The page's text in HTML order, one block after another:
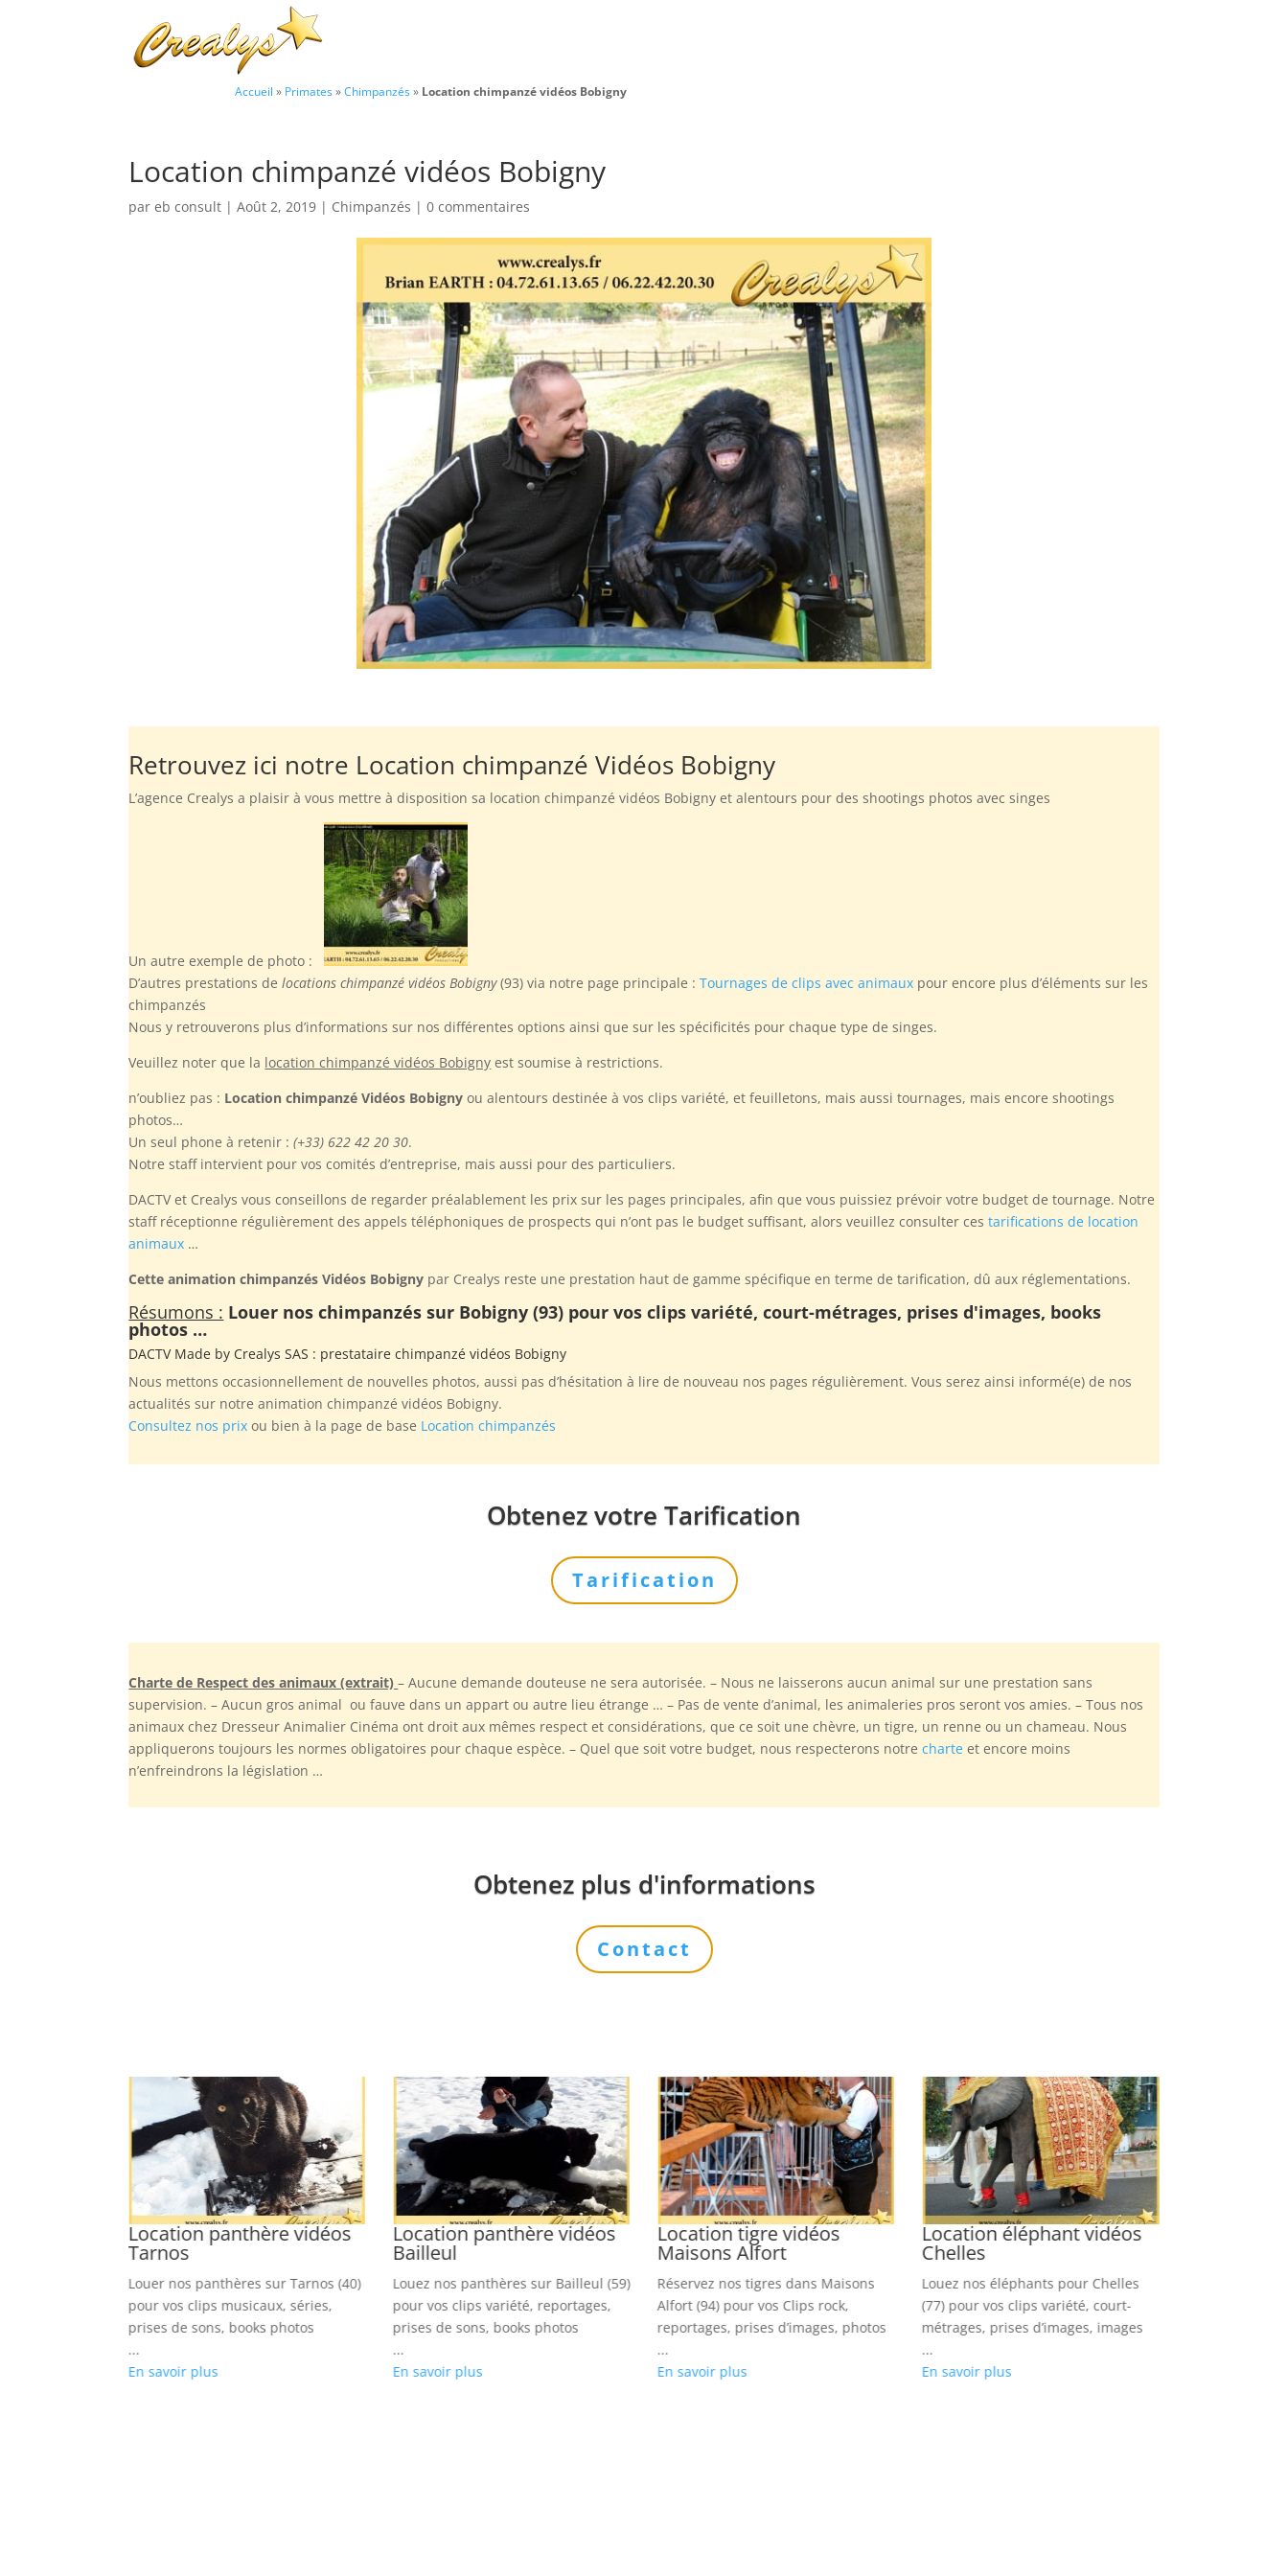
Accueil » Primates»Chimpanzés» Location chimpanzé vidéos Bobigny
Location chimpanzé vidéos Bobigny
pareb consult |Août 2, 2019 | Chimpanzés |0 commentaires
Retrouvez ici notre Location chimpanzé Vidéos Bobigny
L’agence Crealys a plaisir à vous mettre à disposition sa location chimpanzé vidéos Bobigny et alentours pour des shootings photos avec singes
Un autre exemple de photo :
D’autres prestations delocations chimpanzé vidéos Bobigny(93) via notre page principale :Tournages de clips avec animaux pour encore plus d’éléments sur les
chimpanzés
Nous y retrouverons plus d’informations sur nos différentes options ainsi que sur les spécificités pour chaque type de singes.
Veuillez noter que la location chimpanzé vidéos Bobigny est soumise à restrictions.
n’oubliez pas : Location chimpanzé Vidéos Bobigny ou alentours destinée à vos clips variété, et feuilletons, mais aussi tournages, mais encore shootings
photos…
Un seul phone à retenir :(+33) 622 42 20 30.
Notre staff intervient pour vos comités d’entreprise, mais aussi pour des particuliers.
DACTV et Crealys vous conseillons de regarder préalablement les prix sur les pages principales, afin que vous puissiez prévoir votre budget de tournage. Notre
staff réceptionne régulièrement des appels téléphoniques de prospects qui n’ont pas le budget suffisant, alors veuillez consulter cestarifications de location
animaux …
Cette animation chimpanzés Vidéos Bobigny par Crealys reste une prestation haut de gamme spécifique en terme de tarification, dû aux réglementations.
Résumons : Louer nos chimpanzés sur Bobigny (93) pour vos clips variété, court-métrages, prises d'images, books
photos …
DACTV Made by Crealys SAS : prestataire chimpanzé vidéos Bobigny
Nous mettons occasionnellement de nouvelles photos, aussi pas d’hésitation à lire de nouveau nos pages régulièrement. Vous serez ainsi informé(e) de nos
actualités sur notre animation chimpanzé vidéos Bobigny.
Consultez nos prix ou bien à la page de base Location chimpanzés
Obtenez votre Tarification
Tarification
Charte de Respect des animaux (extrait)– Aucune demande douteuse ne sera autorisée. – Nous ne laisserons aucun animal sur une prestation sans
supervision. – Aucun gros animal ou fauve dans un appart ou autre lieu étrange … – Pas de vente d’animal, les animaleries pros seront vos amies. – Tous nos
animaux chez Dresseur Animalier Cinéma ont droit aux mêmes respect et considérations, que ce soit une chèvre, un tigre, un renne ou un chameau. Nous
appliquerons toujours les normes obligatoires pour chaque espèce. – Quel que soit votre budget, nous respecterons notrecharte et encore moins
n’enfreindrons la législation …
Obtenez plus d'informations
Contact
Location panthère vidéos
Tarnos
Louer nos panthères sur Tarnos (40)
pour vos clips musicaux, séries,
prises de sons, books photos
...
En savoir plus
Location panthère vidéos
Bailleul
Louez nos panthères sur Bailleul (59)
pour vos clips variété, reportages,
prises de sons, books photos
...
En savoir plus
Location tigre vidéos
Maisons Alfort
Réservez nos tigres dans Maisons
Alfort (94) pour vos Clips rock,
reportages, prises d’images, photos
...
En savoir plus
Location éléphant vidéos
Chelles
Louez nos éléphants pour Chelles
(77) pour vos clips variété, court-
métrages, prises d’images, images
...
En savoir plus